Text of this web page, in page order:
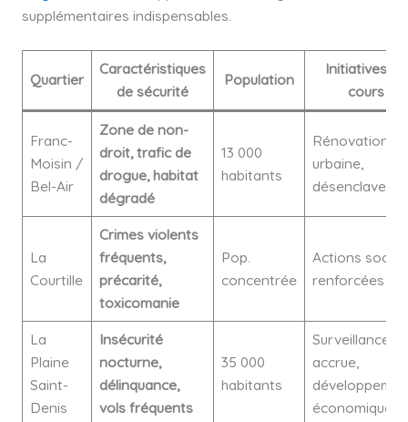
supplémentaires indispensables.
Quartier
Caractéristiques
de sécurité
Population
Initiatives en
cours
Franc-
Moisin /
Bel-Air
Zone de non-
droit, trafic de
drogue, habitat
dégradé
13 000
habitants
Rénovation
urbaine,
La
Courtille
Crimes violents
fréquents,
précarité,
toxicomanie
Pop.
concentrée
Actions
renforcées
La
Plaine
Saint-
Denis
Insécurité
nocturne,
délinquance,
vols fréquents
35 000
habitants
Surveillance
accrue,
économique